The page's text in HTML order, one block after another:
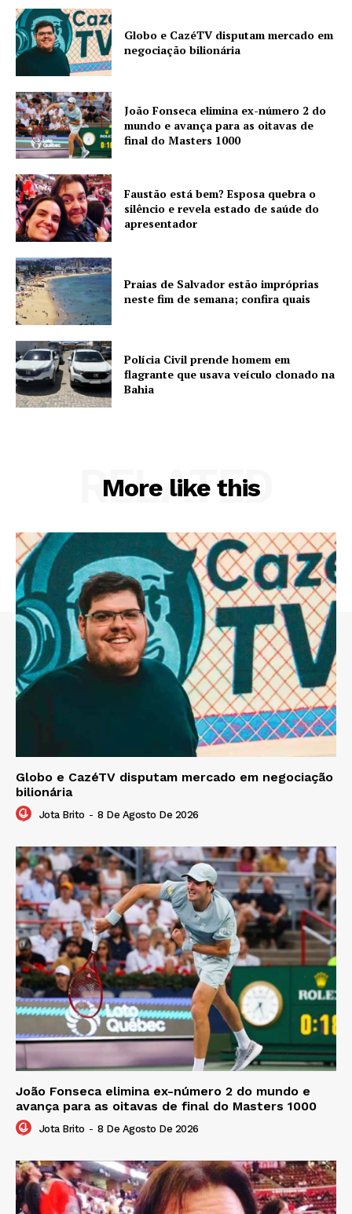
Globo e CazéTV disputam mercado em
negociação bilionária
João Fonseca elimina ex-número 2 do
mundo e avança para as oitavas de
final do Masters 1000
Faustão está bem? Esposa quebra o
silêncio e revela estado de saúde do
apresentador
Praias de Salvador estão impróprias
neste fim de semana; confira quais
Polícia Civil prende homem em
flagrante que usava veículo clonado na
Bahia
More like this
RELATED
Globo e CazéTV disputam mercado em negociação
bilionária
Jota Brito - 8 De Agosto De 2026
João Fonseca elimina ex-número 2 do mundo e
avança para as oitavas de final do Masters 1000
Jota Brito - 8 De Agosto De 2026